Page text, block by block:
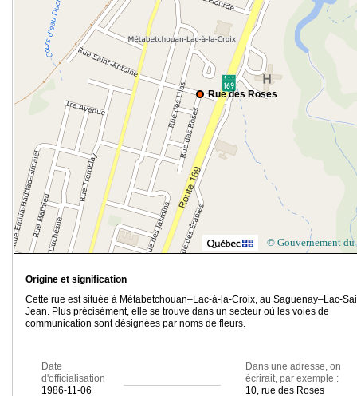
Rue des Roses
© Gouvernement du
Origine et signification
Cette rue est située à Métabetchouan–Lac-à-la-Croix, au Saguenay–Lac-
Jean. Plus précisément, elle se trouve dans un secteur où les voies de
communication sont désignées par noms de fleurs.
Date
d'officialisation
1986-11-06
Dans une adresse, on
écrirait, par exemple :
10, rue des Roses